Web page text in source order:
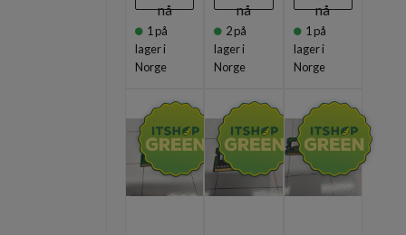
nå
1 på
lager i
Norge
nå
2på
lager i
Norge
nå
1 på
lager i
Norge